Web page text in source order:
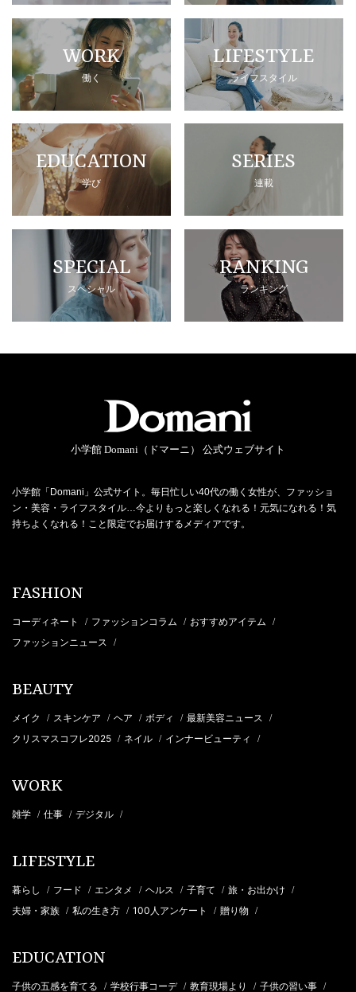
WORK
働く
LIFESTYLE
ライフスタイル
EDUCATION
学び
SERIES
連載
SPECIAL
スペシャル
RANKING
ランキング
小学館 Domani（ドマーニ） 公式ウェブサイト
小学館「Domani」公式サイト。毎日忙しい40代の働く女性が、ファッショ
ン・美容・ライフスタイル…今よりもっと楽しくなれる！元気になれる！気
持ちよくなれる！こと限定でお届けするメディアです。
FASHION
コーディネート / ファッションコラム / おすすめアイテム /
ファッションニュース /
BEAUTY
メイク / スキンケア / ヘア / ボディ / 最新美容ニュース /
クリスマスコフレ2025 / ネイル / インナービューティ /
WORK
雑学 / 仕事 / デジタル /
LIFESTYLE
暮らし / フード / エンタメ / ヘルス / 子育て / 旅・お出かけ /
夫婦・家族 / 私の生き方 / 100人アンケート / 贈り物 /
EDUCATION
子供の五感を育てる / 学校行事コーデ / 教育現場より / 子供の習い事 /